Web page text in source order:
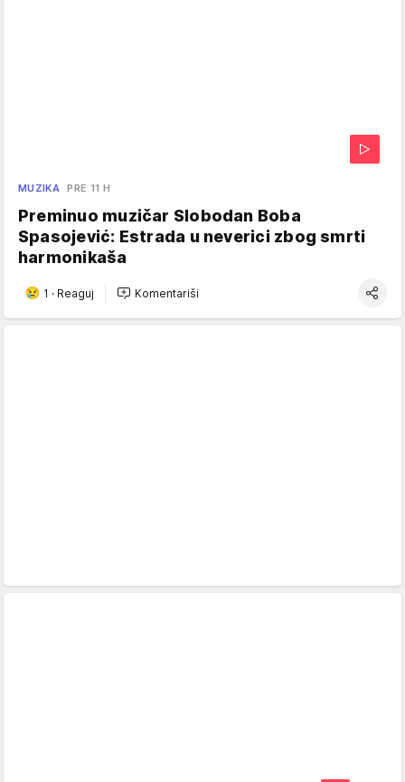
MUZIKA PRE 11 H
Preminuo muzičar Slobodan Boba
Spasojević: Estrada u neverici zbog smrti
harmonikaša
1 · Reaguj Komentariši